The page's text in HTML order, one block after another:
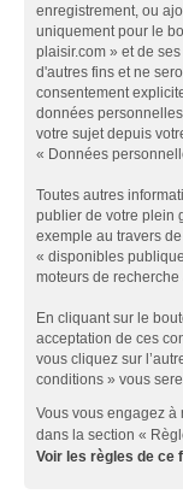
enregistrement, ou
uniquement pour le
plaisir.com » et de
d'autres fins et ne
consentement
données
votre sujet depuis
« Données
Toutes autres
publier de votre plein
exemple au travers
« disponibles
moteurs de
En cliquant sur le
acceptation de ces
vous cliquez sur
conditions » vous
Vous vous engagez à
dans la section «
Voir les règles de ce